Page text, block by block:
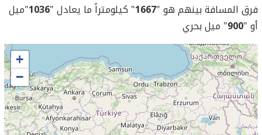
فرق المسافة بينهم هو "1667" كيلومتراً ما يعادل "1036"ميل
أو "900" ميل بحري
+
−